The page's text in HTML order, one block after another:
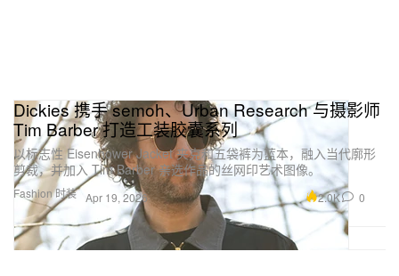
Fashion 时装
Dickies 携手 semoh、Urban Research 与摄影师
Tim Barber 打造工装胶囊系列
以标志性 Eisenhower Jacket 夹克和五袋裤为蓝本，融入当代廓形
剪裁，并加入 Tim Barber 亲选作品的丝网印艺术图像。
Apr 19, 2026 2.0K 0